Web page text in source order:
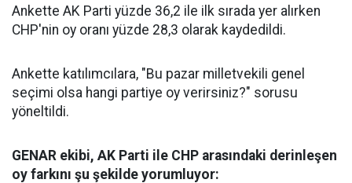
Ankette AK Parti yüzde 36,2 ile ilk sırada yer alırken
CHP'nin oy oranı yüzde 28,3 olarak kaydedildi.
Ankette katılımcılara, "Bu pazar milletvekili genel
seçimi olsa hangi partiye oy verirsiniz?" sorusu
yöneltildi.
GENAR ekibi, AK Parti ile CHP arasındaki derinleşen
oy farkını şu şekilde yorumluyor: